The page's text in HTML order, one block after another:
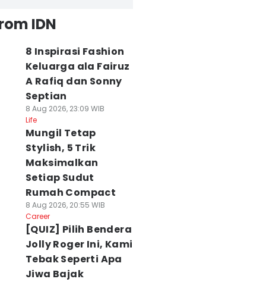
IDN
8 Inspirasi Fashion
Keluarga ala Fairuz
A Rafiq dan Sonny
Septian
8 Aug 2026, 23:09 WIB
Life
Mungil Tetap
Stylish, 5 Trik
Maksimalkan
Setiap Sudut
Rumah Compact
8 Aug 2026, 20:55 WIB
Career
[QUIZ] Pilih Bendera
Jolly Roger Ini, Kami
Tebak Seperti Apa
Jiwa Bajak